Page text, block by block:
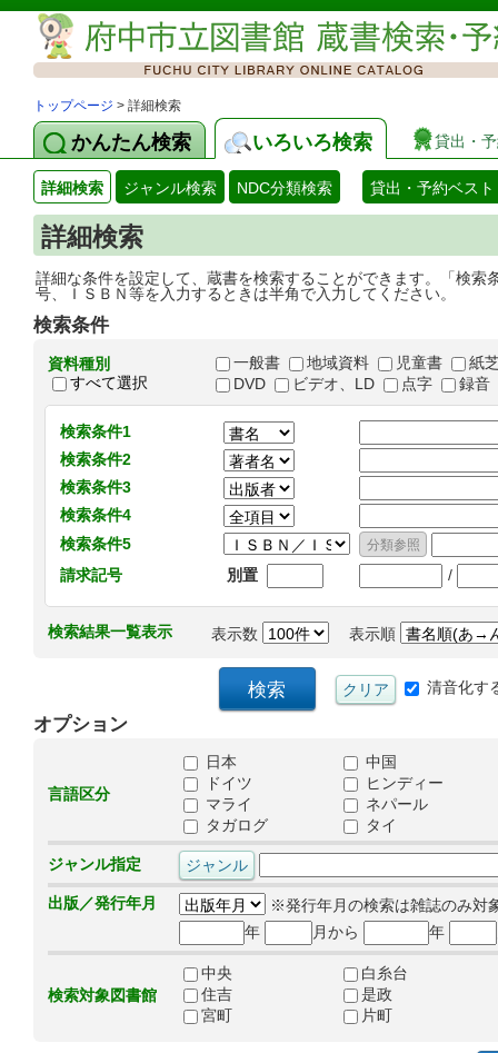
トップページ > 詳細検索
かんたん検索 いろいろ検索 貸出・
詳細検索 ジャンル検索 NDC分類検索 貸出・予約ベスト
詳細検索
詳細な条件を設定して、蔵書を検索することができます。「検
号、ＩＳＢＮ等を入力するときは半角で入力してください。
検索条件
資料種別
すべて選択
一般書 地域資料 児童書
紙
DVD
ビデオ、LD 点字 録音
検索条件1
検索条件2
検索条件3
検索条件4
検索条件5
請求記号
別置 /
検索結果一覧表示 表示数 表示順
清音化す
オプション
言語区分
日本
中国
ドイツ
ヒンディー
マライ
ネパール
タガログ
タイ
ジャンル指定
出版／発行年月
※発行年月の検索は雑誌のみ対
年
月から 年
検索対象図書館
中央
白糸台
住吉
是政
宮町
片町